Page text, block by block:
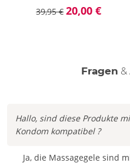
39,95 € 20,00 €
Fragen
Hallo, sind diese Produkte
Kondom kompatibel ?
Ja, die Massagegele sind